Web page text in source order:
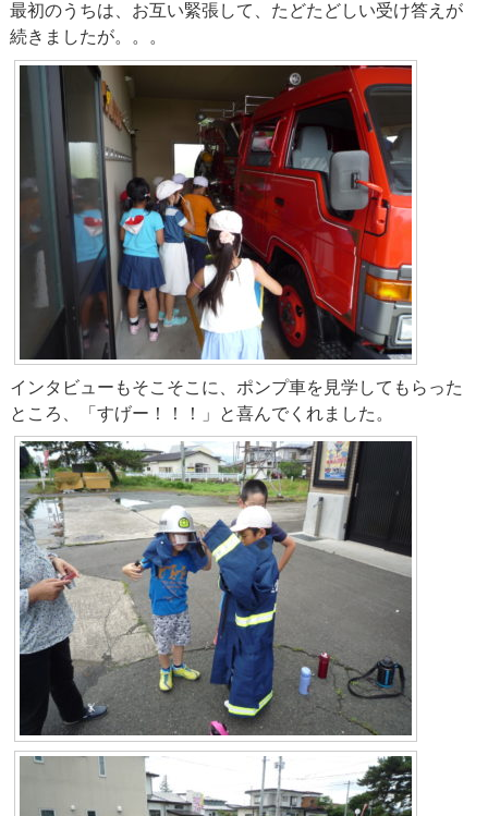
消防団員募集
消防団Q&A
消防団に入るには
団員紹介
協力事業所
消防団協力事業所とは
消防団協力事業所一覧
消防団応援の店（消防団プレミアム事業）
消防団応援の店とは
応援の店検索システム
いわて消防団応援の店
団員の皆さんへ
お問い合わせ
リンク集
サイトマップ
最初のうちは、お互い緊張して、たどたどしい受け答えが
続きましたが。。。
インタビューもそこそこに、ポンプ車を見学してもらった
ところ、「すげー！！！」と喜んでくれました。